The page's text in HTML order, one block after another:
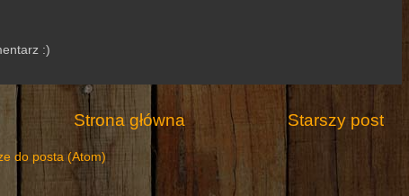
:)
Starszy post
Strona główna
do posta (Atom)